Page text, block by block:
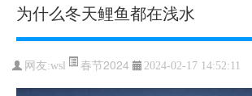
为什么冬天鲤鱼都在浅水
网友:wsl 春节2024 2024-02-17 14:52:11